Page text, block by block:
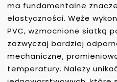
ma fundamentalne
elastyczności. Węże
PVC, wzmocnione siatką
zazwyczaj bardziej
mechaniczne,
temperatury. Należy